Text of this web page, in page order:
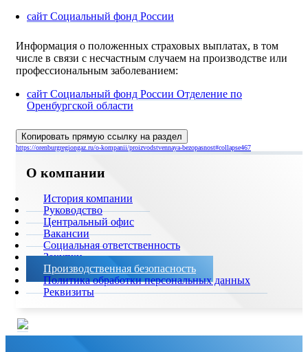
сайт Социальный фонд России
Информация о положенных страховых выплатах, в том
числе в связи с несчастным случаем на производстве или
профессиональным заболеванием:
сайт Социальный фонд России Отделение по
Оренбургской области
Копировать прямую ссылку на раздел
https://orenburgregiongaz.ru/o-kompanii/proizvodstvennaya-bezopasnost#collapse467
О компании
История компании
Руководство
Центральный офис
Вакансии
Социальная ответственность
Закупки
Производственная безопасность
Политика обработки персональных данных
Реквизиты